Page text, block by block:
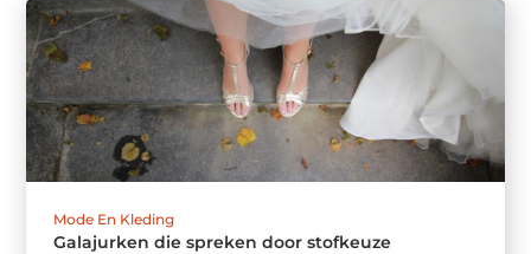
Mode En Kleding
Galajurken die spreken door stofkeuze